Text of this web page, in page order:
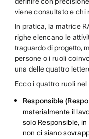
viene consultato e chi
In pratica, la matrice
righe elencano le
traguardo di progetto,
persone o i ruoli
una delle quattro
Ecco i quattro ruoli nel
Responsible
materialmente il
solo Responsible,
non ci siano